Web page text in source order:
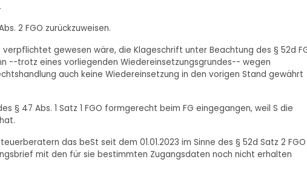
2 FGO zurückzuweisen.
gewesen wäre, die Klageschrift unter Beachtung des § 52d
--trotz eines vorliegenden Wiedereinsetzungsgrundes-- wegen
auch keine Wiedereinsetzung in den vorigen Stand gewährt
§ 47 Abs. 1 Satz 1 FGO formgerecht beim FG eingegangen, weil S die
das beSt seit dem 01.01.2023 im Sinne des § 52d Satz 2 FGO
mit den für sie bestimmten Zugangsdaten noch nicht erhalten